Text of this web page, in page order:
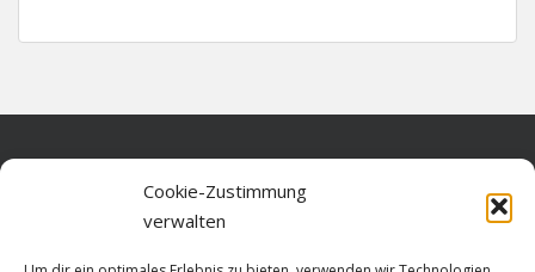
Cookie-Zustimmung
verwalten